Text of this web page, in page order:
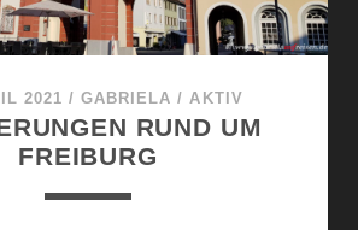
2021 /GABRIELA /AKTIV
RUND UM
FREIBURG